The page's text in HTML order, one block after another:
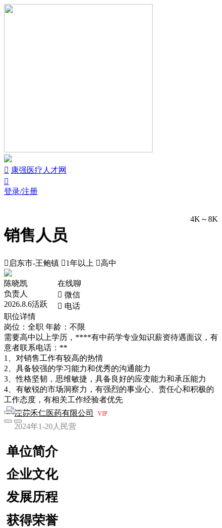
 康强医疗人才网

登录/注册
销售人员
4K～8K
 启东市-王鲍镇 1年以上 高中
陈晓凯
负责人
2026.8.6活跃
在线聊
 微信
 电话
职位详情
岗位：全职 年龄：不限
需要高中以上学历，****有中药学专业知识薪资待遇面议，有
意者联系电话：**
1、对销售工作有较高的热情
2、具备较强的学习能力和优秀的沟通能力
3、性格坚韧，思维敏捷，具备良好的应变能力和承压能力
4、有敏锐的市场洞察力，有强烈的事业心、责任心和积极的
工作态度，有相关工作经验者优先
江苏禾仁医药有限公司
VIP
2024年1-20人 民营
单位简介
企业文化
发展历程
获得荣誉